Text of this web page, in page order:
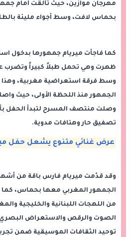
مهرجان موازين، حيث تألقت أمام
بحماس لافت، وسط أجواء مليئة
كما فاجأت ميريام جمهورها بدخول
ظهرت وهي تحمل طبلاً كبيراً وتضرب
وسط فرقة استعراضية مغربية،
الجمهور منذ اللحظة الأولى، حيث
وصلت منتصف المسرح لتبدأ الحفل
تصفيق حار وهتافات مدوية.
عرض غنائي متنوع يشعل حفل
وقد قدّمت ميريام فارس باقة من أشهر
الجمهور المغربي معها بحماس، كما
من اللهجات اللبنانية والخليجية
الصوت والرقص والاستعراض البصري،
توحيد الثقافات الموسيقية ضمن